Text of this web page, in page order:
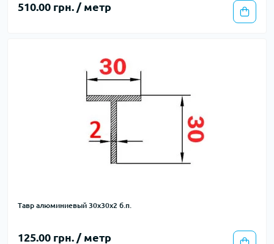
510.00 грн. / метр
Тавр алюминиевый 30х30х2 б.п.
125.00 грн. / метр